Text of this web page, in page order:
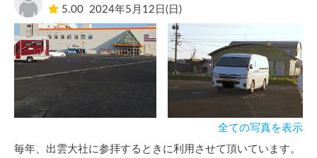
5.00 2024年5月12日(日)
全ての写真を表示
毎年、出雲大社に参拝するときに利用させて頂いています。